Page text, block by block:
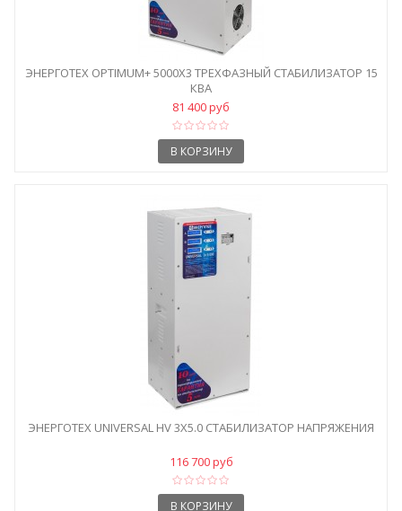
ЭНЕРГОТЕХ OPTIMUM+ 5000Х3 ТРЕХФАЗНЫЙ СТАБИЛИЗАТОР 15
КВА
81 400 руб
В КОРЗИНУ
ЭНЕРГОТЕХ UNIVERSAL HV 3X5.0 СТАБИЛИЗАТОР НАПРЯЖЕНИЯ
116 700 руб
В КОРЗИНУ